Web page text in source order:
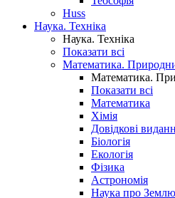
Huss
Наука. Техніка
Наука. Техніка
Показати всі
Математика.
Математика.
Показати всі
Математика
Хімія
Довідкові
Біологія
Екологія
Фізика
Астрономія
Наука про Землю